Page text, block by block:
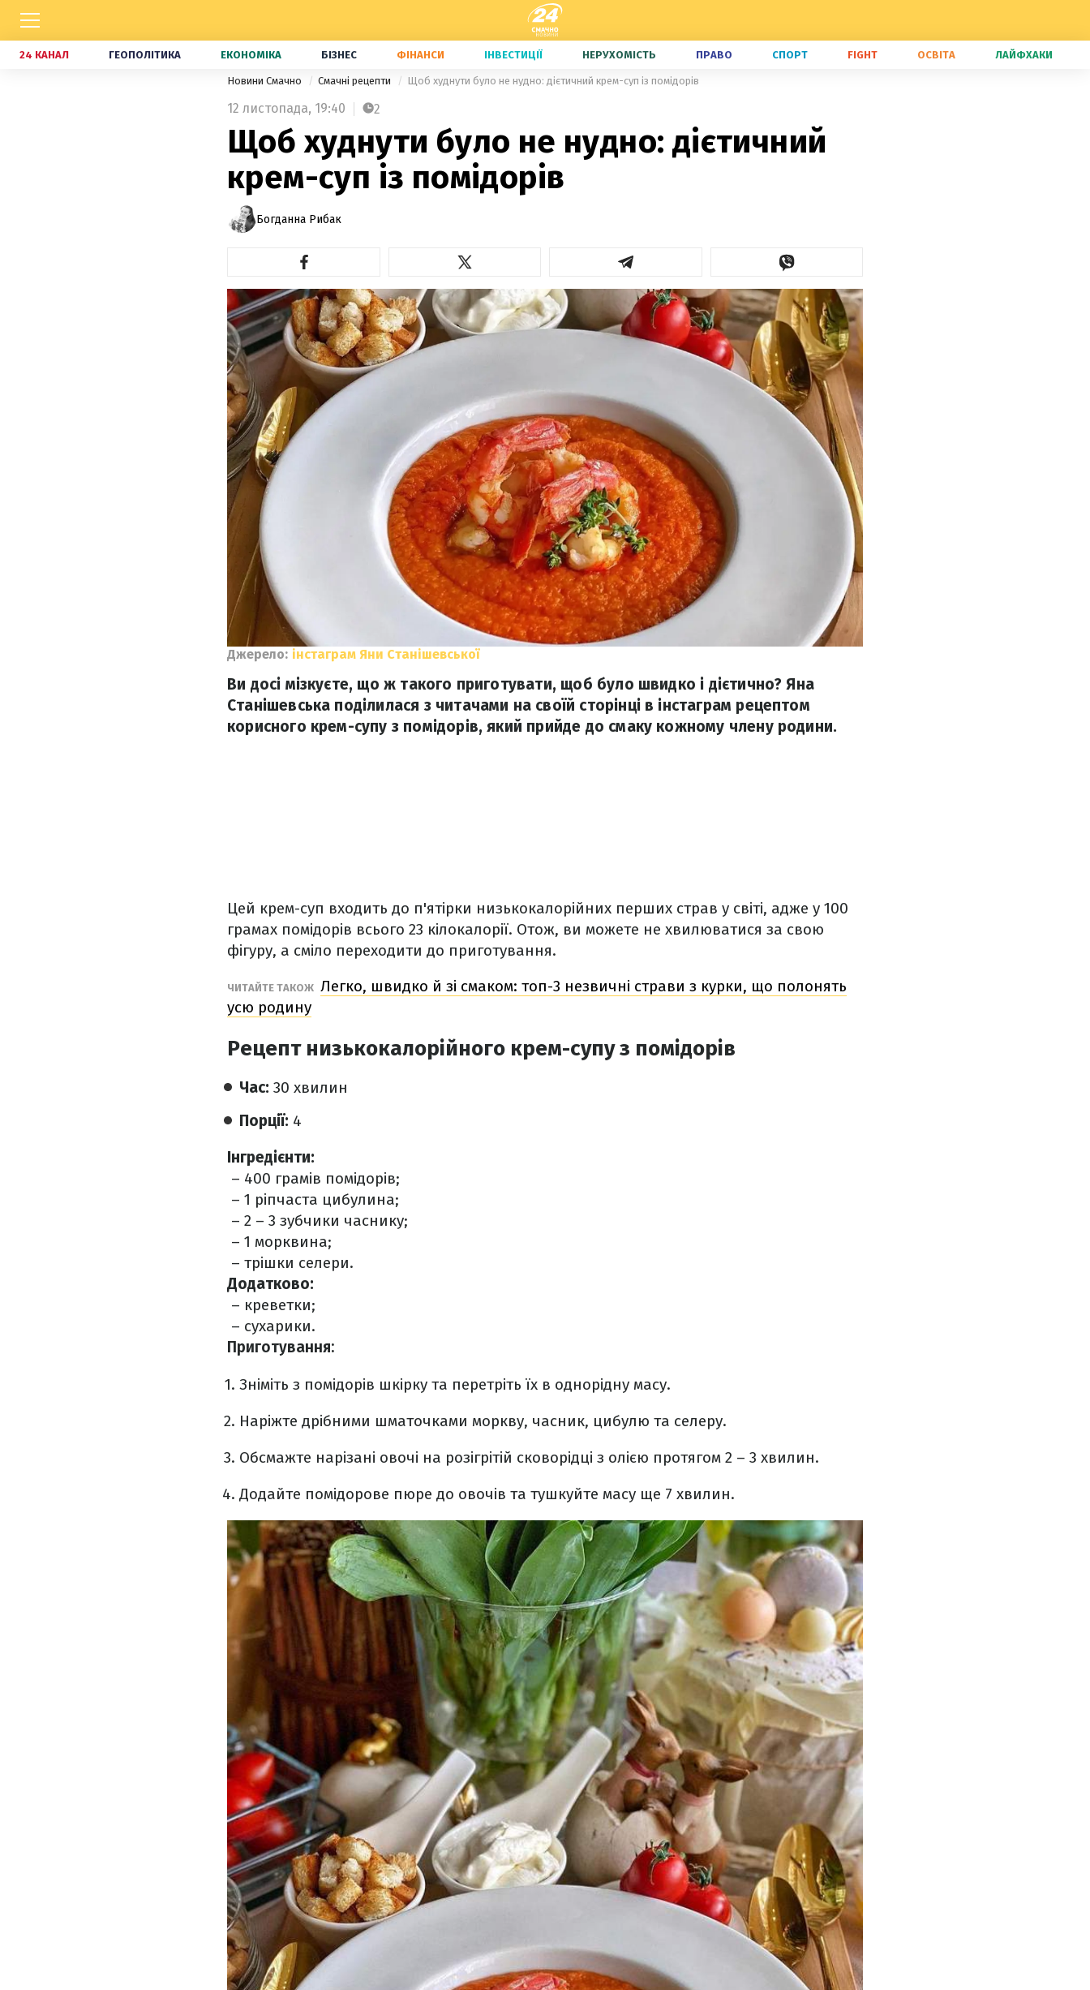
24 КАНАЛ ГЕОПОЛІТИКА ЕКОНОМІКА БІЗНЕС ФІНАНСИ ІНВЕСТИЦІЇ НЕРУХОМІСТЬ ПРАВО СПОРТ FIGHT ОСВІТА ЛАЙФХАКИ
Новини Смачно Смачні рецепти Щоб худнути було не нудно: дієтичний крем-суп із помідорів
12 листопада, 19:40 2
Щоб худнути було не нудно: дієтичний
крем-суп із помідорів
Богданна Рибак
Джерело: інстаграм Яни Станішевської
Ви досі мізкуєте, що ж такого приготувати, щоб було швидко і дієтично? Яна
Станішевська поділилася з читачами на своїй сторінці в інстаграм рецептом
корисного крем-супу з помідорів, який прийде до смаку кожному члену родини.
Цей крем-суп входить до п'ятірки низькокалорійних перших страв у світі, адже у 100
грамах помідорів всього 23 кілокалорії. Отож, ви можете не хвилюватися за свою
фігуру, а сміло переходити до приготування.
ЧИТАЙТЕ ТАКОЖ Легко, швидко й зі смаком: топ-3 незвичні страви з курки, що полонять
усю родину
Рецепт низькокалорійного крем-супу з помідорів
Час: 30 хвилин
Порції: 4
Інгредієнти:
– 400 грамів помідорів;
– 1 ріпчаста цибулина;
– 2 – 3 зубчики часнику;
– 1 морквина;
– трішки селери.
Додатково:
– креветки;
– сухарики.
Приготування:
Зніміть з помідорів шкірку та перетріть їх в однорідну масу.
Наріжте дрібними шматочками моркву, часник, цибулю та селеру.
Обсмажте нарізані овочі на розігрітій сковорідці з олією протягом 2 – 3 хвилин.
Додайте помідорове пюре до овочів та тушкуйте масу ще 7 хвилин.